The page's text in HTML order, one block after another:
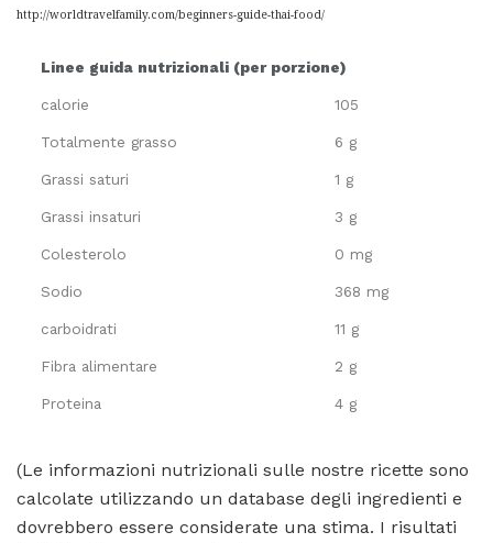
http://worldtravelfamily.com/beginners-guide-thai-food/
Linee guida nutrizionali (per porzione)
calorie 105
Totalmente grasso 6 g
Grassi saturi 1 g
Grassi insaturi 3 g
Colesterolo 0 mg
Sodio 368 mg
carboidrati 11 g
Fibra alimentare 2 g
Proteina 4 g
(Le informazioni nutrizionali sulle nostre ricette sono
calcolate utilizzando un database degli ingredienti e
dovrebbero essere considerate una stima. I risultati